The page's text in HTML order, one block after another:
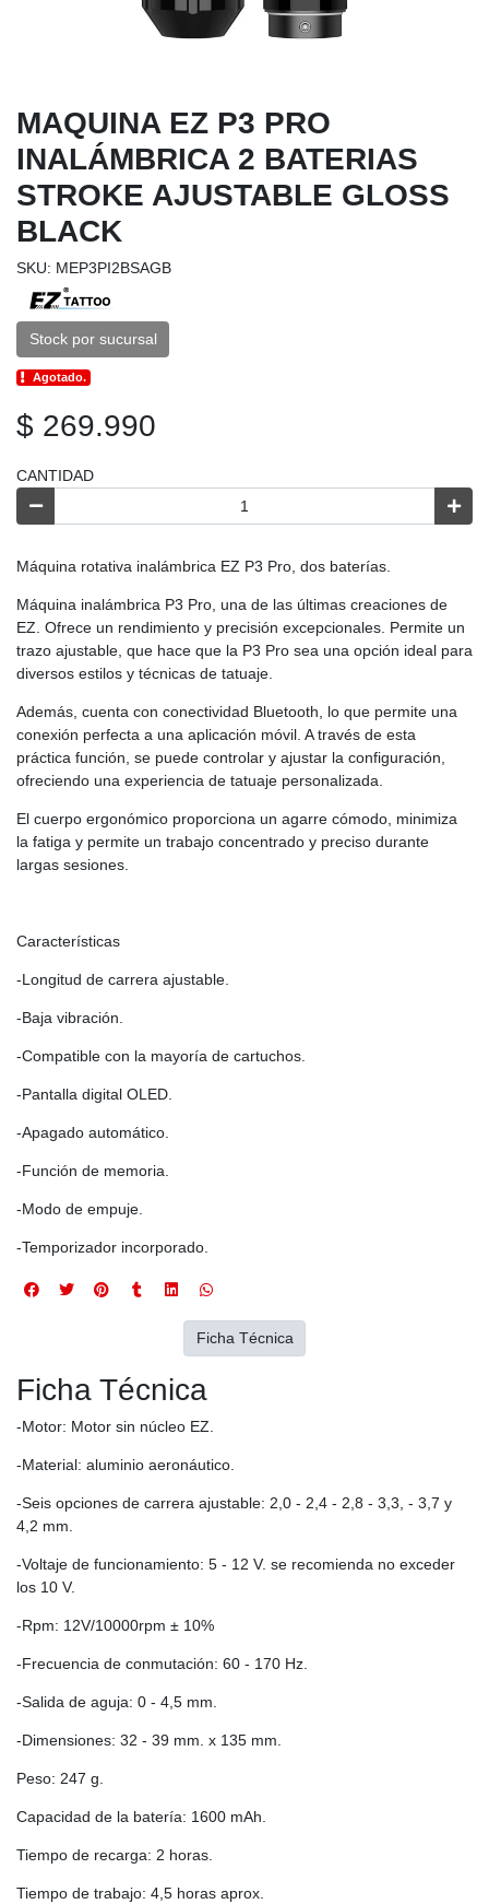
MAQUINA EZ P3 PRO
INALÁMBRICA 2 BATERIAS
STROKE AJUSTABLE GLOSS
BLACK
SKU: MEP3PI2BSAGB
Stock por sucursal
Agotado.
$ 269.990
CANTIDAD
Máquina rotativa inalámbrica EZ P3 Pro, dos baterías.
Máquina inalámbrica P3 Pro, una de las últimas creaciones de
EZ. Ofrece un rendimiento y precisión excepcionales. Permite un
trazo ajustable, que hace que la P3 Pro sea una opción ideal para
diversos estilos y técnicas de tatuaje.
Además, cuenta con conectividad Bluetooth, lo que permite una
conexión perfecta a una aplicación móvil. A través de esta
práctica función, se puede controlar y ajustar la configuración,
ofreciendo una experiencia de tatuaje personalizada.
El cuerpo ergonómico proporciona un agarre cómodo, minimiza
la fatiga y permite un trabajo concentrado y preciso durante
largas sesiones.
Características
-Longitud de carrera ajustable.
-Baja vibración.
-Compatible con la mayoría de cartuchos.
-Pantalla digital OLED.
-Apagado automático.
-Función de memoria.
-Modo de empuje.
-Temporizador incorporado.
Ficha Técnica
-Motor: Motor sin núcleo EZ.
-Material: aluminio aeronáutico.
-Seis opciones de carrera ajustable: 2,0 - 2,4 - 2,8 - 3,3, - 3,7 y
4,2 mm.
-Voltaje de funcionamiento: 5 - 12 V. se recomienda no exceder
los 10 V.
-Rpm: 12V/10000rpm ± 10%
-Frecuencia de conmutación: 60 - 170 Hz.
-Salida de aguja: 0 - 4,5 mm.
-Dimensiones: 32 - 39 mm. x 135 mm.
Peso: 247 g.
Capacidad de la batería: 1600 mAh.
Tiempo de recarga: 2 horas.
Tiempo de trabajo: 4,5 horas aprox.
Ficha Técnica